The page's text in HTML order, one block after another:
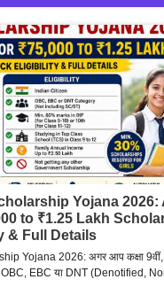
Yojana 2026:
to ₹1.25 Lakh
& Full Details
Yojana 2026: अगर आप कक्षा 9वीं,
OBC, EBC या DNT (Denotified,